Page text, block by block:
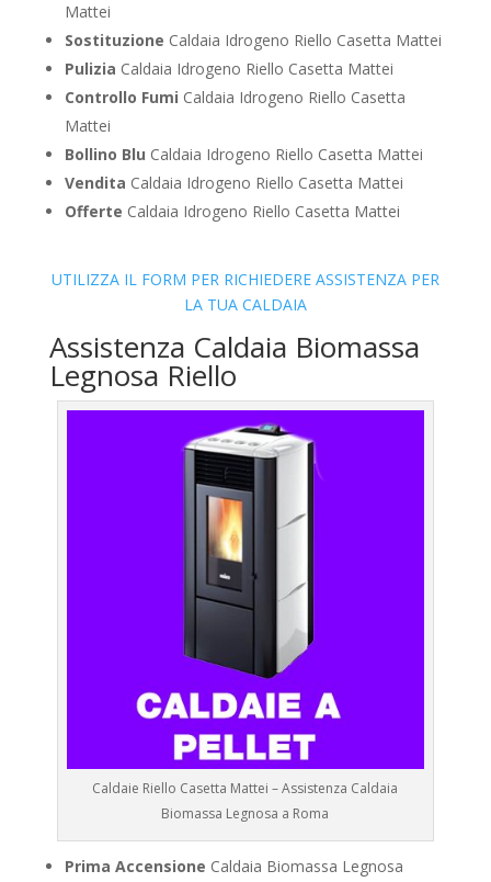
Mattei
Sostituzione Caldaia Idrogeno Riello Casetta Mattei
Pulizia Caldaia Idrogeno Riello Casetta Mattei
Controllo Fumi Caldaia Idrogeno Riello Casetta
Mattei
Bollino Blu Caldaia Idrogeno Riello Casetta Mattei
Vendita Caldaia Idrogeno Riello Casetta Mattei
Offerte Caldaia Idrogeno Riello Casetta Mattei
UTILIZZA IL FORM PER RICHIEDERE ASSISTENZA PER
LA TUA CALDAIA
Assistenza Caldaia Biomassa
Legnosa Riello
Caldaie Riello Casetta Mattei – Assistenza Caldaia
Biomassa Legnosa a Roma
Prima Accensione Caldaia Biomassa Legnosa